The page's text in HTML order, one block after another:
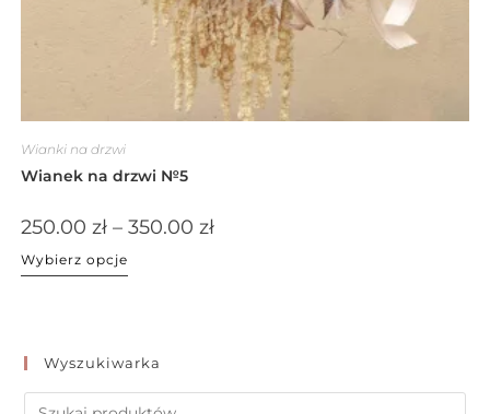
Wianki na drzwi
Wianek na drzwi №5
250.00 zł – 350.00 zł
Wybierz opcje
Wyszukiwarka